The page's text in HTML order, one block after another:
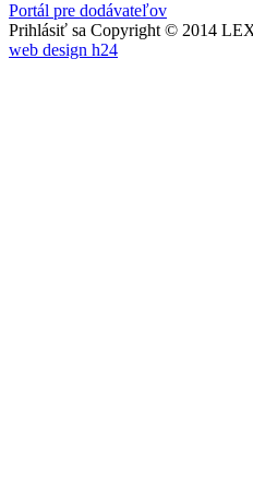
Portál pre dodávateľov
Prihlásiť sa Copyright © 2014
web design h24